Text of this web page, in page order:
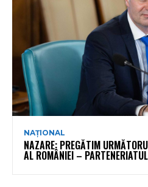
NAȚIONAL
NAZARE: PREGĂTIM
AL ROMÂNIEI –